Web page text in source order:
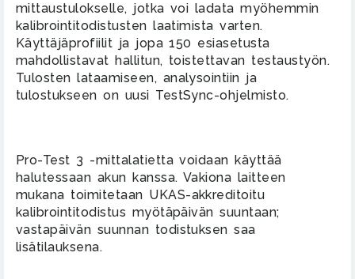
mittaustulokselle, jotka voi ladata myöhemmin
kalibrointitodistusten laatimista varten.
Käyttäjäprofiilit ja jopa 150 esiasetusta
mahdollistavat hallitun, toistettavan testaustyön.
Tulosten lataamiseen, analysointiin ja
tulostukseen on uusi TestSync-ohjelmisto.
Pro-Test 3 -mittalatietta voidaan käyttää
halutessaan akun kanssa. Vakiona laitteen
mukana toimitetaan UKAS-akkreditoitu
kalibrointitodistus myötäpäivän suuntaan;
vastapäivän suunnan todistuksen saa
lisätilauksena.